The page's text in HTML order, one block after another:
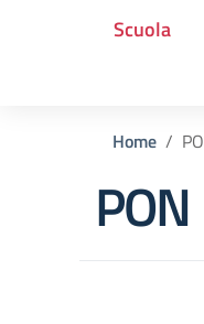
Scuola
Home
PON